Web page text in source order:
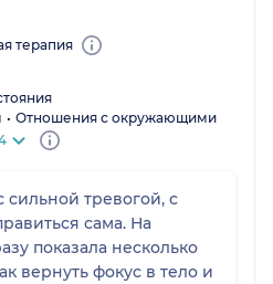
терапия
Отношения с окружающими
тревогой, с
сама. На
показала несколько
вернуть фокус в тело и